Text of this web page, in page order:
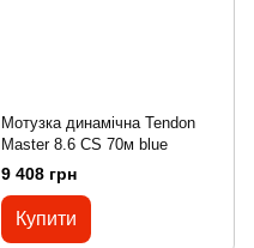
Мотузка динамічна Tendon
Master 8.6 CS 70м blue
9 408 грн
Купити